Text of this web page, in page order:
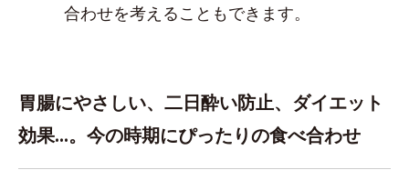
合わせを考えることもできます。
胃腸にやさしい、二日酔い防止、ダイエット
効果…。今の時期にぴったりの食べ合わせ